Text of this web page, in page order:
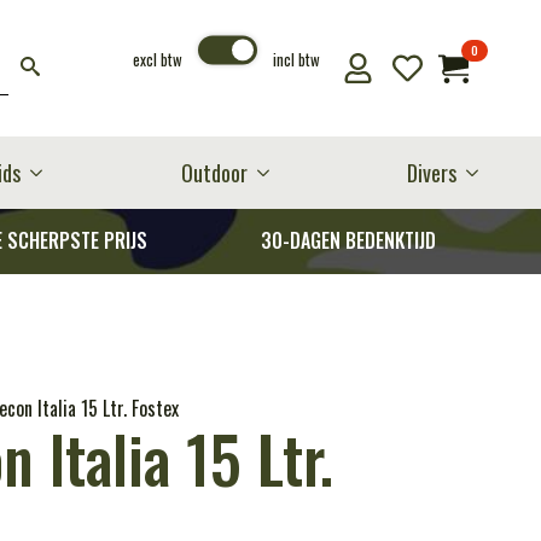
excl btw incl btw 0
Outdoor Divers
SCHERPSTE PRIJS 30-DAGEN BEDENKTIJD
Italia 15 Ltr. Fostex
Italia 15 Ltr.